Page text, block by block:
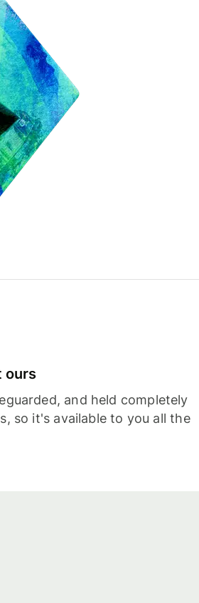
ours
and held completely
so it's available to you all the